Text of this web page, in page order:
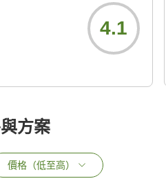
4.1
方案
價格（低至高）